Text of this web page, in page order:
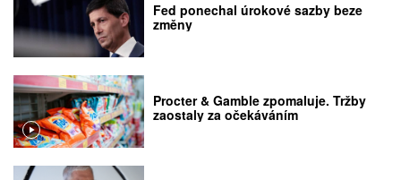
Fed ponechal úrokové sazby beze
změny
Procter & Gamble zpomaluje. Tržby
zaostaly za očekáváním